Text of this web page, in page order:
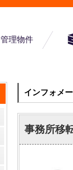
管理物件
インフォメ
事務所移